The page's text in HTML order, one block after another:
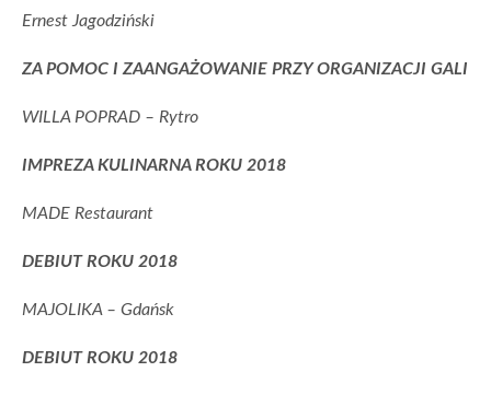
Ernest Jagodziński
ZA POMOC I ZAANGAŻOWANIE PRZY ORGANIZACJI GALI
WILLA POPRAD – Rytro
IMPREZA KULINARNA ROKU 2018
MADE Restaurant
DEBIUT ROKU 2018
MAJOLIKA – Gdańsk
DEBIUT ROKU 2018